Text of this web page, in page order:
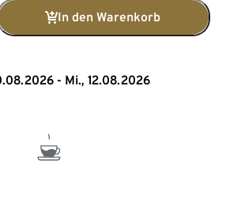
In den Warenkorb
- Mi., 12.08.2026